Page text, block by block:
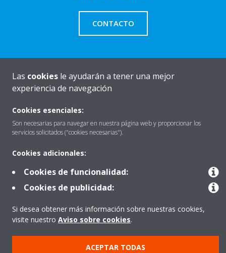
CONTACTO
Quiénes somos
Destacados
Contactar con Daikin
Copyright © Daikin
Las cookies le ayudarán a tener una mejor
experiencia de navegación
Cookies esenciales:
Son necesarias para navegar en nuestra página web y proporcionar los
servicios solicitados ("cookies necesarias").
Cookies adicionales:
Cookies de funcionalidad:
Cookies de publicidad:
Si desea obtener más información sobre nuestras cookies,
visite nuestro Aviso sobre cookies.
ACEPTAR TODAS